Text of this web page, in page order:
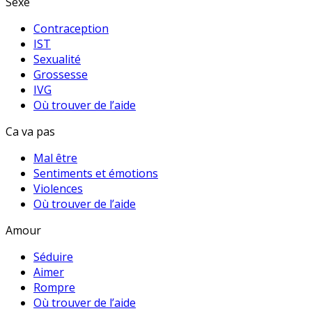
Contraception
IST
Sexualité
Grossesse
IVG
Où trouver de l’aide
Ca va pas
Mal être
Sentiments et émotions
Violences
Où trouver de l’aide
Amour
Séduire
Aimer
Rompre
Où trouver de l’aide